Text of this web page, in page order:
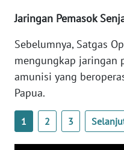
Jaringan Pemasok
Sebelumnya, Satgas
mengungkap jaringan
amunisi yang
Papua.
1 2 3
WN
WN
PAPUA
BARAT